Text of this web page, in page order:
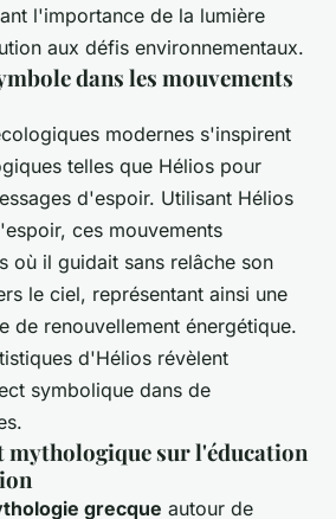
l'importance de la lumière
aux défis environnementaux.
dans les mouvements
modernes s'inspirent
telles que Hélios pour
d'espoir. Utilisant Hélios
ces mouvements
où il guidait sans relâche son
le ciel, représentant ainsi une
de renouvellement énergétique.
d'Hélios révèlent
symbolique dans de
mythologique sur l'éducation
grecque autour de